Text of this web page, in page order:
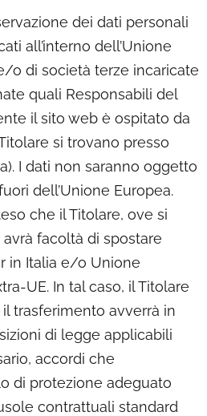
dei dati personali
all’interno dell’Unione
o di società terze incaricate
quali Responsabili del
il sito web è ospitato da
si trovano presso
I dati non saranno oggetto
dell’Unione Europea.
che il Titolare, ove si
facoltà di spostare
in Italia e/o Unione
UE. In tal caso, il Titolare
il trasferimento avverrà in
di legge applicabili
accordi che
di protezione adeguato
contrattuali standard